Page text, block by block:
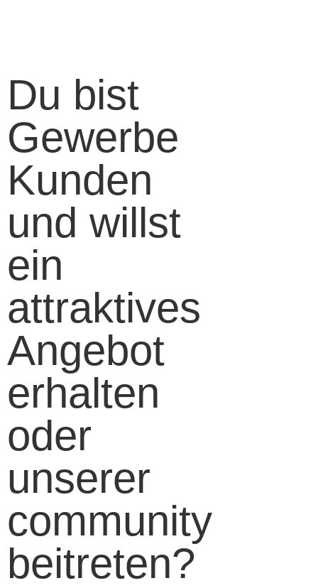
Du bist
Gewerbe
Kunden
und willst
ein
attraktives
Angebot
erhalten
oder
unserer
community
beitreten?